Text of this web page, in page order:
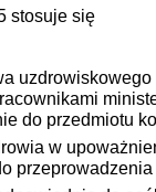
stosuje się
do przedmiotu
w